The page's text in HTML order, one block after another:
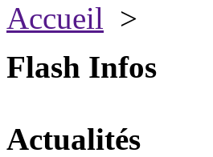
Accueil >
Flash Infos
Actualités